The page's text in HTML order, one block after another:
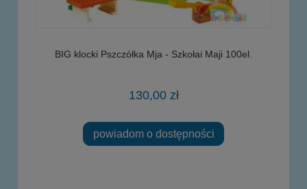
BIG klocki Pszczółka Mja - Szkołai Maji 100el.
130,00 zł
powiadom o dostępności